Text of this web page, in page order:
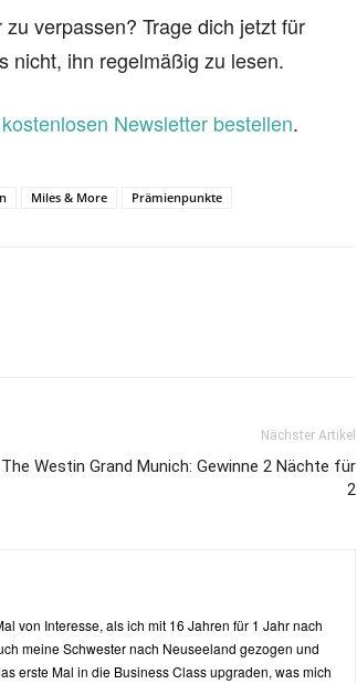
verpassen? Trage dich jetzt für
nicht, ihn regelmäßig zu lesen.
Newsletter bestellen.
Miles & More Prämienpunkte
Nächster Artikel
The Westin Grand Munich: Gewinne 2 Nächte für
2
von Interesse, als ich mit 16 Jahren für 1 Jahr nach
meine Schwester nach Neuseeland gezogen und
erste Mal in die Business Class upgraden, was mich